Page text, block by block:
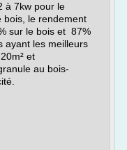
à 7kw pour le
bois, le rendement
sur le bois et 87%
ayant les meilleurs
et
au bois-